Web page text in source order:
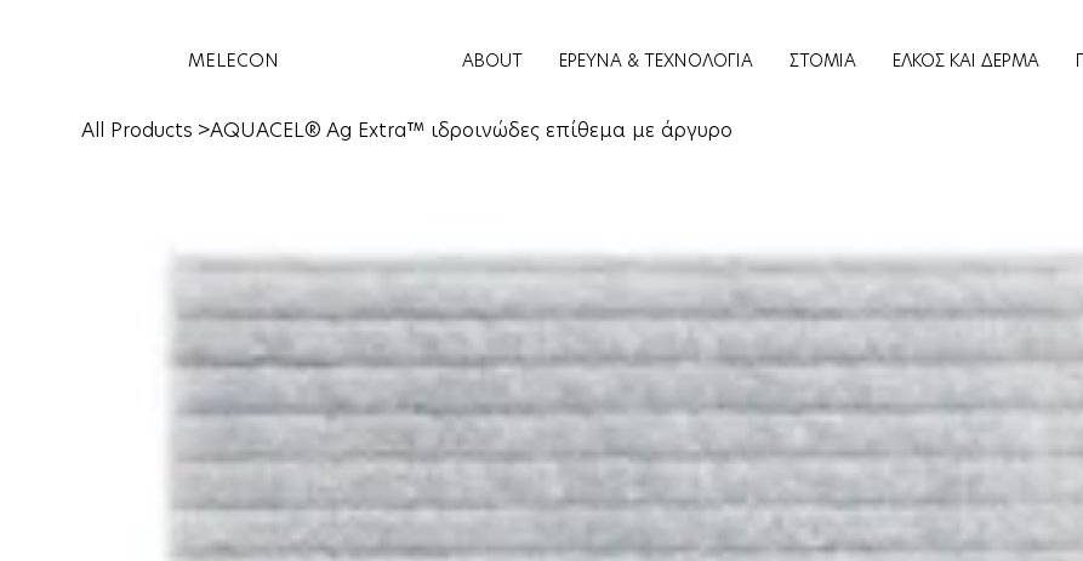
MELECON ABOUT ΕΡΕΥΝΑ & ΤΕΧΝΟΛΟΓΙΑ ΣΤΟΜΙΑ ΕΛΚΟΣ ΚΑΙ ΔΕΡΜΑ
All Products >AQUACEL® Ag Extra™ ιδροινώδες επίθεμα με άργυρο